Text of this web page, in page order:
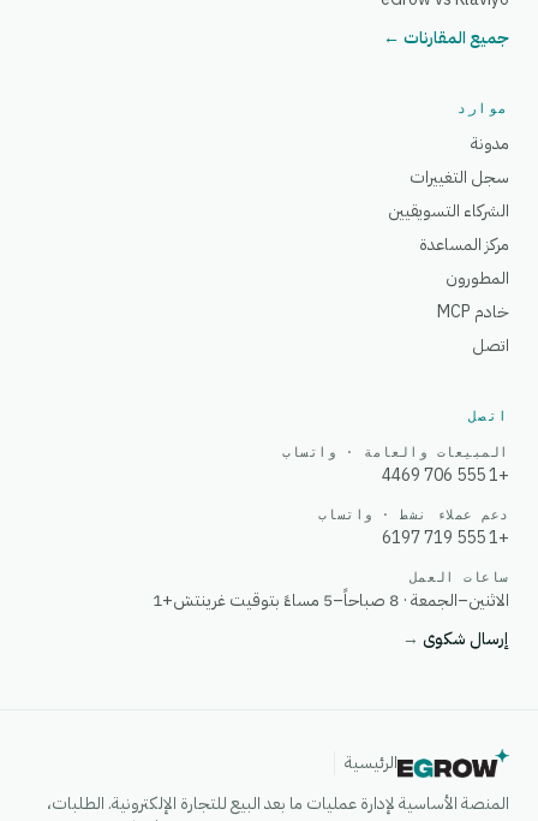
جميع المقارنات ←
موارد
مدونة
سجل التغييرات
الشركاء التسويقيين
مركز المساعدة
المطورون
خادم MCP
اتصل
اتصل
المبيعات والعامة · واتساب
+1 555 706 4469
دعم عملاء نشط · واتساب
+1 555 719 6197
ساعات العمل
الاثنين–الجمعة · 8 صباحاً–5 مساءً بتوقيت غرينتش+1
إرسال شكوى →
الرئيسية
المنصة الأساسية لإدارة عمليات ما بعد البيع للتجارة الإلكترونية. الطلبات،